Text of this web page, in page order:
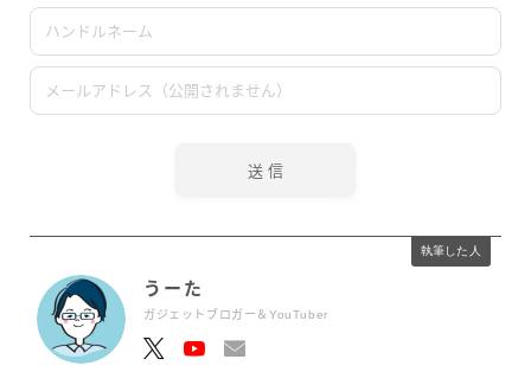
執筆した人
うーた
ガジェットブロガー＆YouTuber